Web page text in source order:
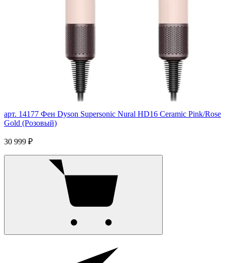
арт. 14177 Фен Dyson Supersonic Nural HD16 Ceramic Pink/Rose
Gold (Розовый)
30 999 ₽